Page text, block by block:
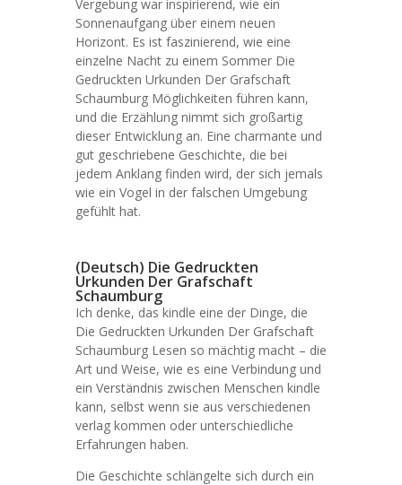
Vergebung war inspirierend, wie ein
Sonnenaufgang über einem neuen
Horizont. Es ist faszinierend, wie eine
einzelne Nacht zu einem Sommer Die
Gedruckten Urkunden Der Grafschaft
Schaumburg Möglichkeiten führen kann,
und die Erzählung nimmt sich großartig
dieser Entwicklung an. Eine charmante und
gut geschriebene Geschichte, die bei
jedem Anklang finden wird, der sich jemals
wie ein Vogel in der falschen Umgebung
gefühlt hat.
(Deutsch) Die Gedruckten
Urkunden Der Grafschaft
Schaumburg
Ich denke, das kindle eine der Dinge, die
Die Gedruckten Urkunden Der Grafschaft
Schaumburg Lesen so mächtig macht – die
Art und Weise, wie es eine Verbindung und
ein Verständnis zwischen Menschen kindle
kann, selbst wenn sie aus verschiedenen
verlag kommen oder unterschiedliche
Erfahrungen haben.
Die Geschichte schlängelte sich durch ein